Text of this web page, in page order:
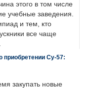
этого в том числе
учебные заведения.
и тем, кто
все чаще
приобретении Су-57:
закупать новые